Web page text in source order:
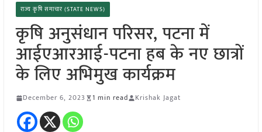
राज्य कृषि समाचार (STATE NEWS)
कृषि अनुसंधान परिसर, पटना में
आईएआरआई-पटना हब के नए छात्रों
के लिए अभिमुख कार्यक्रम
December 6, 2023 1 min read Krishak Jagat